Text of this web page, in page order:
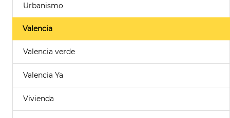
Urbanismo
Valencia
Valencia verde
Valencia Ya
Vivienda